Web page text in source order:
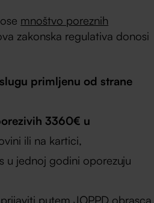
mnoštvo poreznih
zakonska regulativa donosi
primljenu od strane
3360€ u
ili na kartici,
u jednoj godini oporezuju
putem JOPPD obrasca.